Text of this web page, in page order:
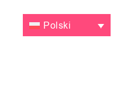
Polski